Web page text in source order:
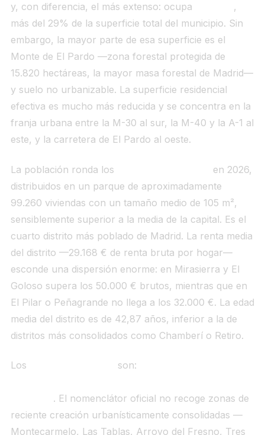
y, con diferencia, el más extenso: ocupa
,
más del 29% de la superficie total del municipio. Sin
embargo, la mayor parte de esa superficie es el
Monte de El Pardo —zona forestal protegida de
15.820 hectáreas, la mayor masa forestal de Madrid—
y suelo no urbanizable. La superficie residencial
efectiva es mucho más reducida y se concentra en la
franja urbana entre la M-30 al sur, la M-40 y la A-1 al
este, y la carretera de El Pardo al oeste.
La población ronda los
en 2026,
distribuidos en un parque de aproximadamente
99.260 viviendas con un tamaño medio de 105 m²,
sensiblemente superior a la media de la capital. Es el
cuarto distrito más poblado de Madrid. La renta media
del distrito —29.168 € de renta bruta por hogar—
esconde una dispersión enorme: en Mirasierra y El
Goloso supera los 50.000 € brutos, mientras que en
El Pilar o Peñagrande no llega a los 32.000 €. La edad
media del distrito es de 42,87 años, inferior a la de
distritos más consolidados como Chamberí o Retiro.
Los son:
. El nomenclátor oficial no recoge zonas de
reciente creación urbanísticamente consolidadas —
Montecarmelo, Las Tablas, Arroyo del Fresno, Tres